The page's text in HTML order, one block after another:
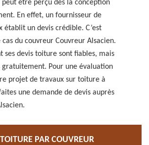
être perçu dès la conception
En effet, un fournisseur de
établit un devis crédible. C’est
du couvreur Couvreur Alsacien.
ses devis toiture sont fiables, mais
gratuitement. Pour une évaluation
projet de travaux sur toiture à
une demande de devis auprès
PAR COUVREUR